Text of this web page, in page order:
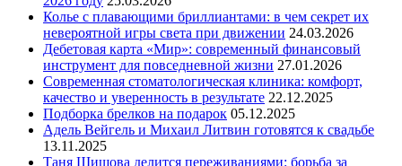
Колье с плавающими бриллиантами: в чем секрет их
невероятной игры света при движении 24.03.2026
Дебетовая карта «Мир»: современный финансовый
инструмент для повседневной жизни 27.01.2026
Современная стоматологическая клиника: комфорт,
качество и уверенность в результате 22.12.2025
Подборка брелков на подарок 05.12.2025
Адель Вейгель и Михаил Литвин готовятся к свадьбе
13.11.2025
Таня Шишова делится переживаниями: борьба за